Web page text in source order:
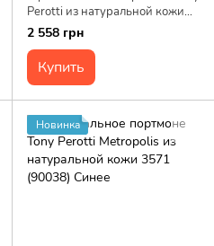
Perotti из натуральной кожи
Metropolis 3559 (90036) Синее
2 558 грн
Купить
Новинка